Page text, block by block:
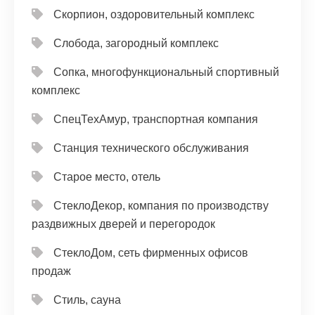
Скорпион, оздоровительный комплекс
Слобода, загородный комплекс
Сопка, многофункциональный спортивный
комплекс
СпецТехАмур, транспортная компания
Станция технического обслуживания
Старое место, отель
СтеклоДекор, компания по производству
раздвижных дверей и перегородок
СтеклоДом, сеть фирменных офисов
продаж
Стиль, сауна